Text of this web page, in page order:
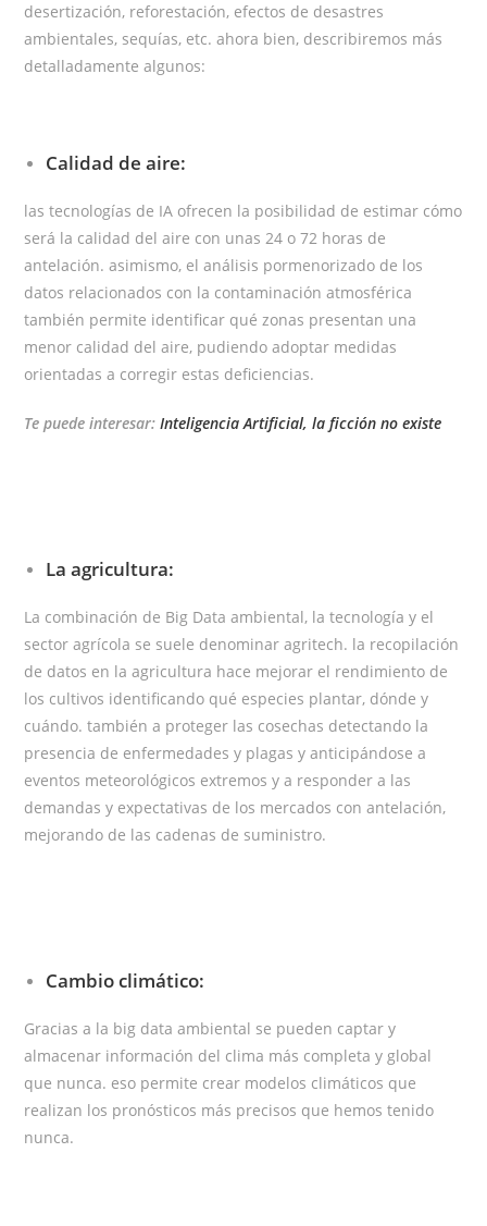
desertización, reforestación, efectos de desastres
ambientales, sequías, etc. ahora bien, describiremos más
detalladamente algunos:
Calidad de aire:
las tecnologías de IA ofrecen la posibilidad de estimar cómo
será la calidad del aire con unas 24 o 72 horas de
antelación. asimismo, el análisis pormenorizado de los
datos relacionados con la contaminación atmosférica
también permite identificar qué zonas presentan una
menor calidad del aire, pudiendo adoptar medidas
orientadas a corregir estas deficiencias.
Te puede interesar:Inteligencia Artificial, la ficción no existe
La agricultura:
La combinación de Big Data ambiental, la tecnología y el
sector agrícola se suele denominaragritech. la recopilación
de datos en la agricultura hace mejorar el rendimiento de
los cultivos identificando qué especies plantar, dónde y
cuándo. también a proteger las cosechas detectando la
presencia de enfermedades y plagas y anticipándose a
eventos meteorológicos extremos y a responder a las
demandas y expectativas de los mercados con antelación,
mejorando de las cadenas de suministro.
Cambio climático:
Gracias a la big data ambiental se pueden captar y
almacenar información del clima más completa y global
que nunca. eso permite crear modelos climáticos que
realizan los pronósticos más precisos que hemos tenido
nunca.